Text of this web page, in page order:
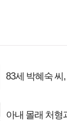
83세 박혜숙 씨,
아내 몰래 처형